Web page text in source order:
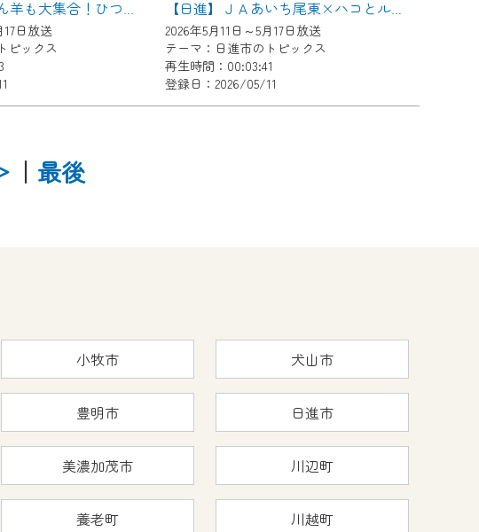
【日進】赤ちゃん羊も大集合！ひつじフェスタ
17日放送
ピックス
【日進】ＪＡあいち尾東×ハコとルコ コラボベーグル販売
2026年5月11日～5月17日放送
テーマ：日進市のトピックス
再生時間：00:03:41
登録日：2026/05/11
｜ 最後
小牧市 犬山市
豊明市 日進市
美濃加茂市 川辺町
養老町 川越町